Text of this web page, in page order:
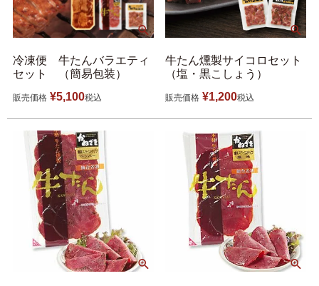
冷凍便 牛たんバラエティ
セット （簡易包装）
販売価格 ¥5,100税込
牛たん燻製サイコロセット
（塩・黒こしょう）
販売価格 ¥1,200税込